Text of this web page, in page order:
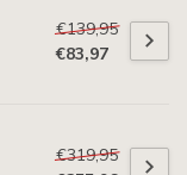
€139,95
€83,97
€319,95